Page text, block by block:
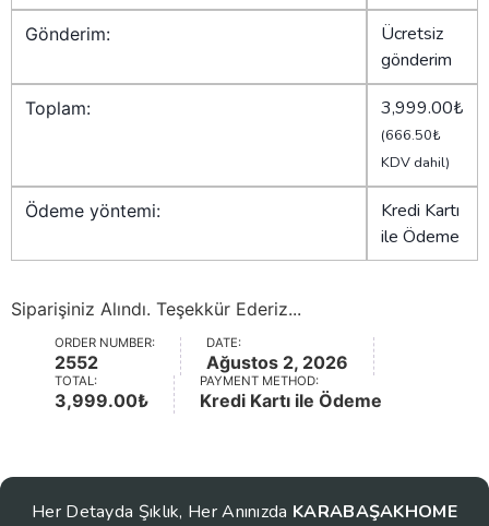
Gönderim:
Ücretsiz
gönderim
Toplam: 3,999.00₺
(666.50₺
KDV dahil)
Ödeme yöntemi:
Kredi Kartı
ile Ödeme
Siparişiniz Alındı. Teşekkür Ederiz...
ORDER NUMBER:
2552
DATE:
Ağustos 2, 2026
TOTAL:
3,999.00₺
PAYMENT METHOD:
Kredi Kartı ile Ödeme
Her Detayda Şıklık, Her Anınızda KARABAŞAKHOME